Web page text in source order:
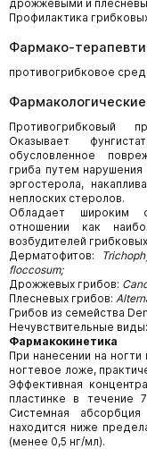
дрожжевыми и
Профилактика
Фармако-
противогрибковое
Противогрибковый
Оказывает
обусловленное
гриба путем
эргостерола,
неплоских стеролов.
Обладает широким
отношении как
возбудителей
Дерматофитов:
floccosum;
Дрожжевых грибов:
Плесневых грибов:
Грибов из семейства
Нечувствительные виды:
Фармакокинетика
При нанесении на
ногтевое ложе,
Эффективная
пластинке в течение
Системная
находится ниже
(менее 0,5 нг/мл).